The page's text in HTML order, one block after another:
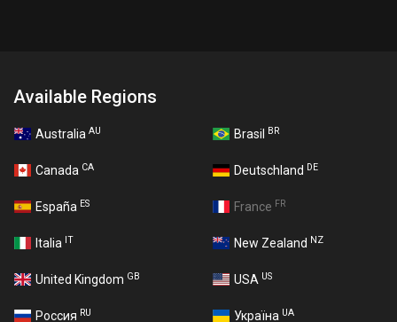
Available Regions
Australia AU Brasil BR
Canada CA Deutschland DE
España ES France FR
Italia IT New Zealand NZ
United Kingdom GB USA US
Россия RU Україна UA